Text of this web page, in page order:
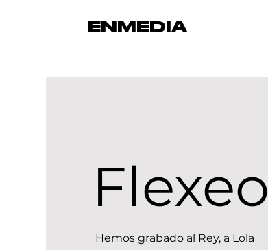
ENMEDIA
Flexeo
Hemos grabado al Rey, a Lola